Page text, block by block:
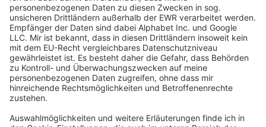
Oft Gesucht
Rund um die Prüfung